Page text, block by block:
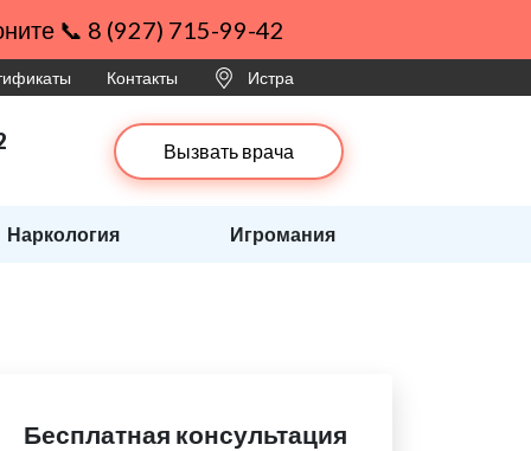
📞 8 (927) 715-99-42
Контакты Истра
Вызвать врача
Наркология Игромания
Бесплатная консультация